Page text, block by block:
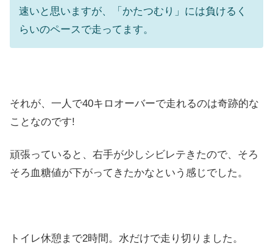
速いと思いますが、「かたつむり」には負けるく
らいのペースで走ってます。
それが、一人で40キロオーバーで走れるのは奇跡的な
ことなのです!
頑張っていると、右手が少しシビレテきたので、そろ
そろ血糖値が下がってきたかなという感じでした。
トイレ休憩まで2時間。水だけで走り切りました。